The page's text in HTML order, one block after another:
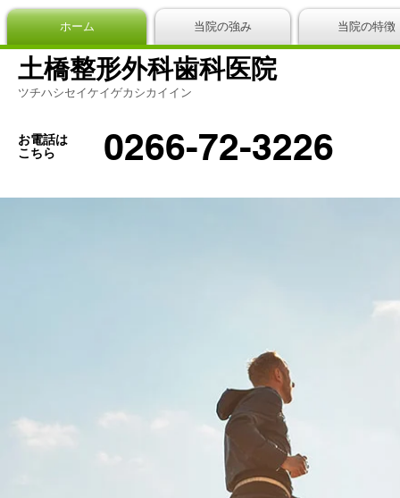
ホーム 当院の強み 当院の特徴
土橋整形外科歯科医院
ツチハシセイケイゲカシカイイン
お電話は
こちら
0266-72-3226